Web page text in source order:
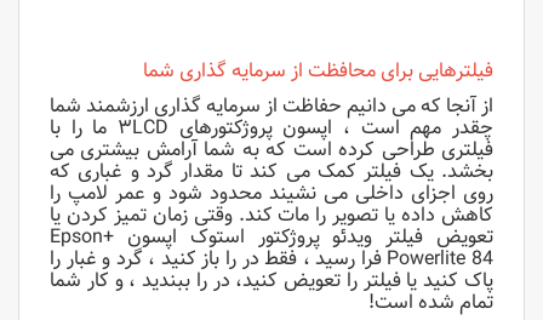
فیلترهایی برای محافظت از سرمایه گذاری شما
از آنجا که می دانیم حفاظت از سرمایه گذاری ارزشمند شما
چقدر مهم است ، اپسون پروژکتورهای ۳LCD ما را با
فیلتری طراحی کرده است که به شما آرامش بیشتری می
بخشد. یک فیلتر کمک می کند تا مقدار گرد و غباری که
روی اجزای داخلی می نشیند محدود شود و عمر لامپ را
کاهش داده یا تصویر را مات کند. وقتی زمان تمیز کردن یا
تعویض فیلتر ویدئو پروژکتور استوک اپسون +Epson
Powerlite 84 فرا رسید ، فقط در را باز کنید ، گرد و غبار را
پاک کنید یا فیلتر را تعویض کنید، در را ببندید ، و کار شما
تمام شده است!